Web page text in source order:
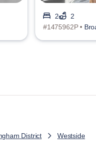
2
2
#1475962P •
District Westside